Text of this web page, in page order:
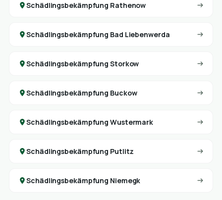
Schädlingsbekämpfung Rathenow
Schädlingsbekämpfung Bad Liebenwerda
Schädlingsbekämpfung Storkow
Schädlingsbekämpfung Buckow
Schädlingsbekämpfung Wustermark
Schädlingsbekämpfung Putlitz
Schädlingsbekämpfung Niemegk